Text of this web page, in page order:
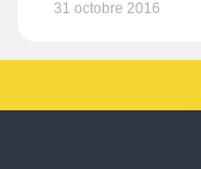
31 octobre 2016